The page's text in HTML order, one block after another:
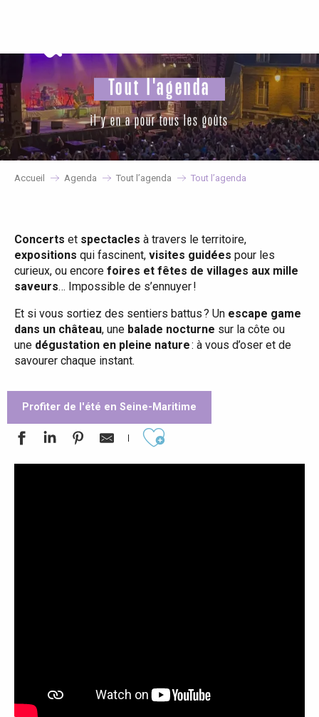
principal
Tout l'agenda
il y en a pour tous les goûts
Accueil Agenda Tout l’agenda Tout l’agenda
Concerts et spectacles à travers le territoire,
expositions qui fascinent, visites guidées pour les
curieux, ou encore foires et fêtes de villages aux mille
saveurs… Impossible de s’ennuyer !
Et si vous sortiez des sentiers battus ? Un escape game
dans un château, une balade nocturne sur la côte ou
une dégustation en pleine nature: à vous d’oser et de
savourer chaque instant.
Profiter de l'été en Seine-Maritime
Ajouter aux favoris